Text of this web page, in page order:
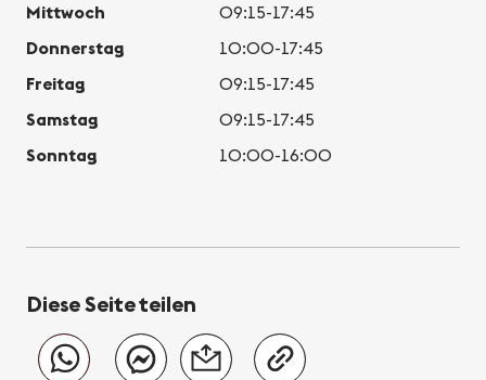
Mittwoch
09:15-17:45
Donnerstag
10:00-17:45
Freitag
09:15-17:45
Samstag
09:15-17:45
Sonntag
10:00-16:00
Diese Seite teilen